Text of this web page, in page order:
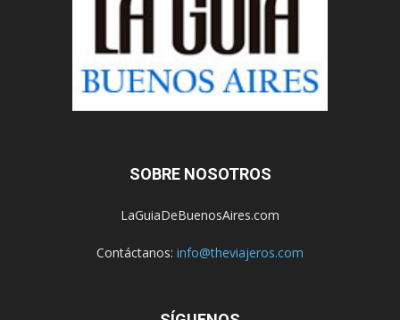
SOBRE NOSOTROS
LaGuiaDeBuenosAires.com
Contáctanos: info@theviajeros.com